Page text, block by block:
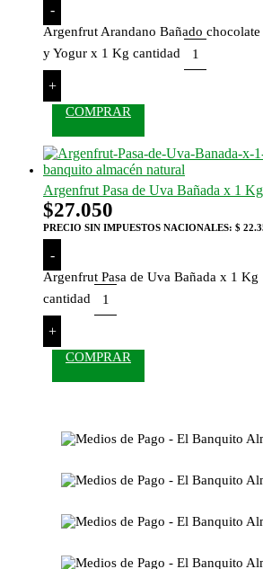
-
Argenfrut Arandano Bañado
y Yogur x 1 Kg cantidad
+
COMPRAR
Argenfrut Pasa de Uva Bañada x 1 Kg
$27.050
PRECIO SIN IMPUESTOS NACIONALES: $
-
Argenfrut Pasa de Uva Bañada x 1 Kg
cantidad
+
COMPRAR